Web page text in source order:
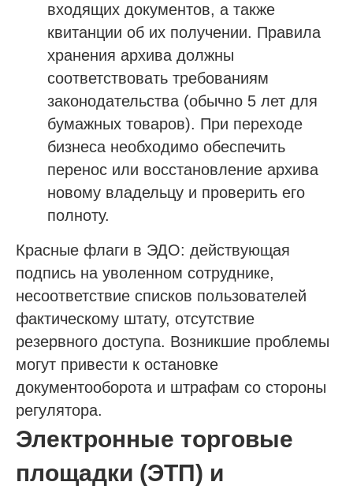
входящих документов, а также
квитанции об их получении. Правила
хранения архива должны
соответствовать требованиям
законодательства (обычно 5 лет для
бумажных товаров). При переходе
бизнеса необходимо обеспечить
перенос или восстановление архива
новому владельцу и проверить его
полноту.
Красные флаги в ЭДО: действующая
подпись на уволенном сотруднике,
несоответствие списков пользователей
фактическому штату, отсутствие
резервного доступа. Возникшие проблемы
могут привести к остановке
документооборота и штрафам со стороны
регулятора.
Электронные торговые
площадки (ЭТП) и